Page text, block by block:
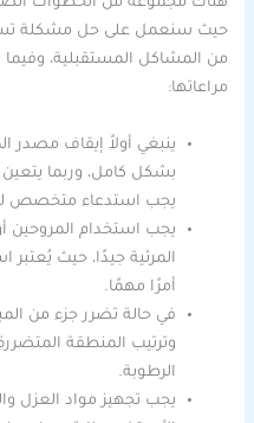
هناك مجموعة من الخطوات
حيث سنعمل على حل مشكلة
من المشاكل المستقبلية،
مراعاتها:
ينبغي أولاً إيقاف مصدر
بشكل كامل، وربما يتعين
يجب استدعاء متخصص
يجب استخدام المروحين
المرئية جيدًا، حيث يُعتبر
أمرًا مهمًا.
في حالة تضرر جزء من
وترتيب المنطقة
الرطوبة.
يجب تجهيز مواد العزل